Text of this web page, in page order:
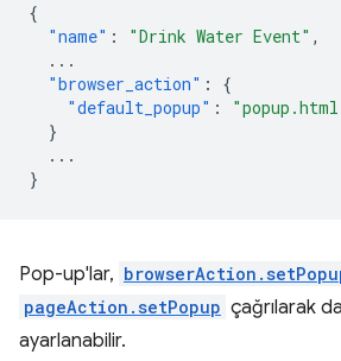
{
"name" : "Drink Water Event" ,
...
"browser_action" :
{
"default_popup" :
}
...
}
Pop-up'lar,
pageAction.setPopup çağrılarak
ayarlanabilir.